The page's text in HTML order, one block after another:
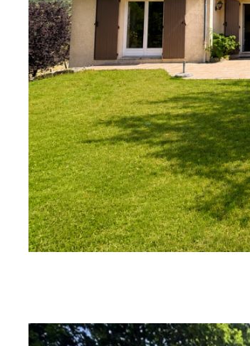
SUR CE BIEN